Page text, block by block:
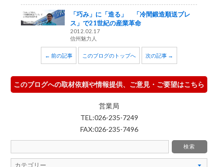
「巧み」に「造る」 「冷間鍛造順送プレ
ス」で21世紀の産業革命
2012.02.17
信州魅力人
← 前の記事 このブログのトップへ 次の記事 →
このブログへの取材依頼や情報提供、ご意見・ご要望はこちら
営業局
TEL:026-235-7249
FAX:026-235-7496